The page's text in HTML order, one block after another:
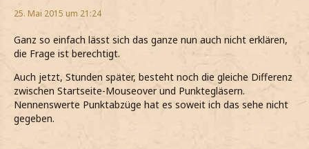
25. Mai 2015 um 21:24
Ganz so einfach lässt sich das ganze nun auch nicht erklären,
die Frage ist berechtigt.
Auch jetzt, Stunden später, besteht noch die gleiche Differenz
zwischen Startseite-Mouseover und Punktegläsern.
Nennenswerte Punktabzüge hat es soweit ich das sehe nicht
gegeben.